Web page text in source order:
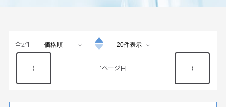
全2件
⟨ 1 ⟩